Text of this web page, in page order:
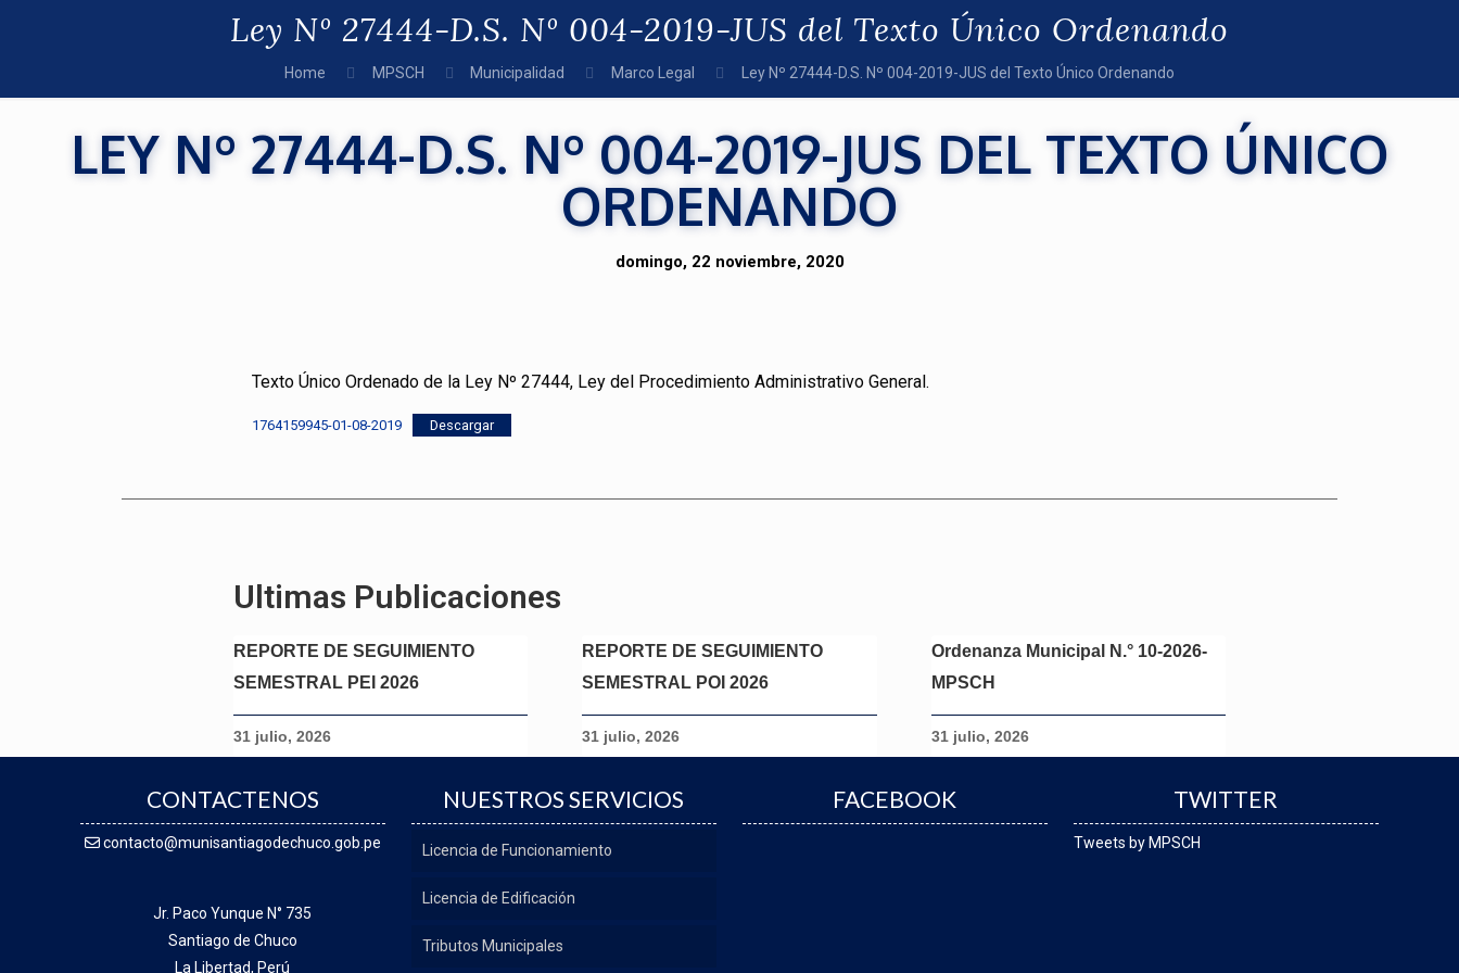
Ley Nº 27444-D.S. Nº 004-2019-JUS del Texto Único Ordenando
Home MPSCH Municipalidad Marco Legal Ley Nº 27444-D.S. Nº 004-2019-JUS del Texto Único Ordenando
LEY Nº 27444-D.S. Nº 004-2019-JUS DEL TEXTO ÚNICO
ORDENANDO
domingo, 22 noviembre, 2020
Texto Único Ordenado de la Ley Nº 27444, Ley del Procedimiento Administrativo General.
1764159945-01-08-2019 Descargar
Ultimas Publicaciones
REPORTE DE SEGUIMIENTO
SEMESTRAL PEI 2026
31 julio, 2026
REPORTE DE SEGUIMIENTO
SEMESTRAL POI 2026
31 julio, 2026
Ordenanza Municipal N.° 10-2026-
MPSCH
31 julio, 2026
CONTACTENOS
contacto@munisantiagodechuco.gob.pe
Jr. Paco Yunque N° 735
Santiago de Chuco
La Libertad, Perú
NUESTROS SERVICIOS
Licencia de Funcionamiento
Licencia de Edificación
Tributos Municipales
FACEBOOK TWITTER
Tweets by MPSCH